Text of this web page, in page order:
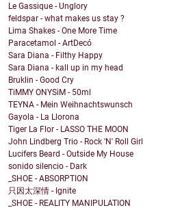
Le Gassique - Unglory
feldspar - what makes us stay ?
Lima Shakes - One More Time
Paracetamol - ArtDecó
Sara Diana - Filthy Happy
Sara Diana - kall up in my head
Bruklin - Good Cry
TiMMY ONYSiM - 50ml
TEYNA - Mein Weihnachtswunsch
Gayola - La Llorona
Tiger La Flor - LASSO THE MOON
John Lindberg Trio - Rock 'N' Roll Girl
Lucifers Beard - Outside My House
sonido silencio - Dark
_SHOE - ABSORPTION
只因太深情 - Ignite
_SHOE - REALITY MANIPULATION